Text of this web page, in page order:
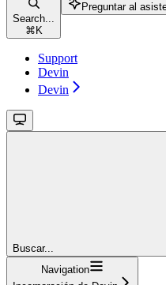
Search...
⌘ K
Preguntar al
Support
Devin
Devin
Buscar...
Navigation